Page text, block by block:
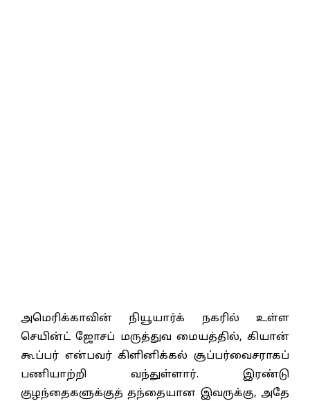
அமெரிக்காவின் நியூயார்க் நகரில் உள்ள
செயின்ட் ஜோசப் மருத்துவ மையத்தில், கியான்
கூப்பர் என்பவர் கிளினிக்கல் சூப்பர்வைசராகப்
பணியாற்றி வந்துள்ளார். இரண்டு
குழந்தைகளுக்குத் தந்தையான இவருக்கு, அதே